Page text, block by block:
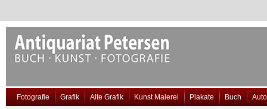
Fotografie Grafik Alte Grafik Kunst Malerei Plakate Buch